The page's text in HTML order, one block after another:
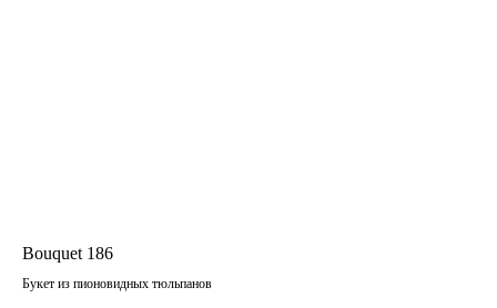
Bouquet 186
Букет из пионовидных тюльпанов